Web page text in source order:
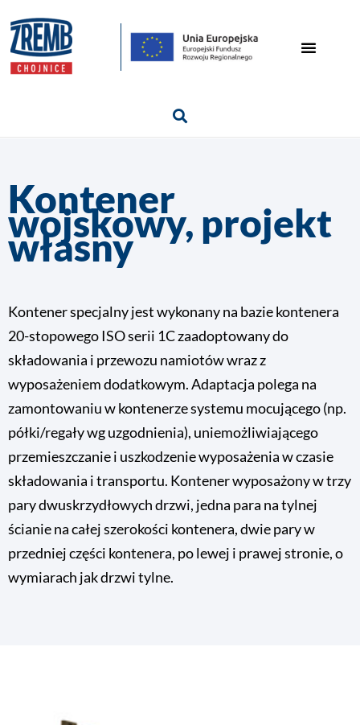
Kontener
wojskowy, projekt
własny
Kontener specjalny jest wykonany na bazie kontenera
20-stopowego ISO serii 1C zaadoptowany do
składowania i przewozu namiotów wraz z
wyposażeniem dodatkowym. Adaptacja polega na
zamontowaniu w kontenerze systemu mocującego (np.
półki/regały wg uzgodnienia), uniemożliwiającego
przemieszczanie i uszkodzenie wyposażenia w czasie
składowania i transportu. Kontener wyposażony w trzy
pary dwuskrzydłowych drzwi, jedna para na tylnej
ścianie na całej szerokości kontenera, dwie pary w
przedniej części kontenera, po lewej i prawej stronie, o
wymiarach jak drzwi tylne.